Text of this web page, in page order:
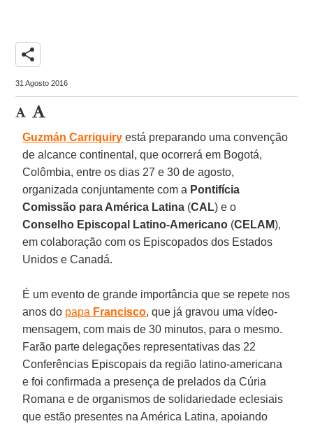
share
31 Agosto 2016
Guzmán Carriquiry está preparando uma convenção
de alcance continental, que ocorrerá em Bogotá,
Colômbia, entre os dias 27 e 30 de agosto,
organizada conjuntamente com a Pontifícia
Comissão para América Latina (CAL) e o
Conselho Episcopal Latino-Americano (CELAM),
em colaboração com os Episcopados dos Estados
Unidos e Canadá.
É um evento de grande importância que se repete nos
anos do papa Francisco, que já gravou uma vídeo-
mensagem, com mais de 30 minutos, para o mesmo.
Farão parte delegações representativas das 22
Conferências Episcopais da região latino-americana
e foi confirmada a presença de prelados da Cúria
Romana e de organismos de solidariedade eclesiais
que estão presentes na América Latina, apoiando